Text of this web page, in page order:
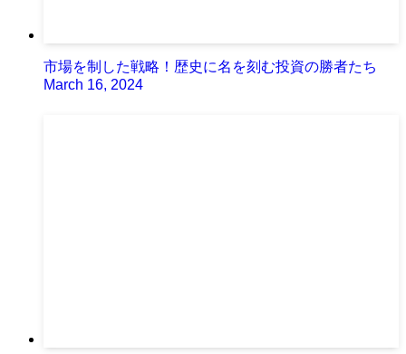
市場を制した戦略！歴史に名を刻む投資の勝者たち
March 16, 2024